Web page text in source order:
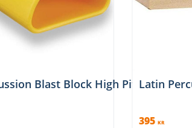
Blast Block High PitchLatin
395 KR